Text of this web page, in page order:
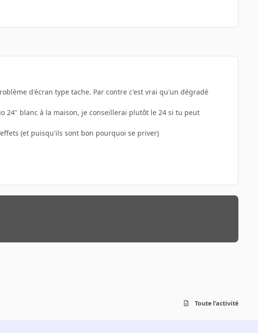
d'écran type tache. Par contre c'est vrai qu'un dégradé
24" blanc à la maison, je conseillerai plutôt le 24 si tu peut
(et puisqu'ils sont bon pourquoi se priver)
Toute l’activité